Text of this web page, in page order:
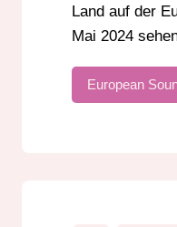
Land auf der
Mai 2024
European